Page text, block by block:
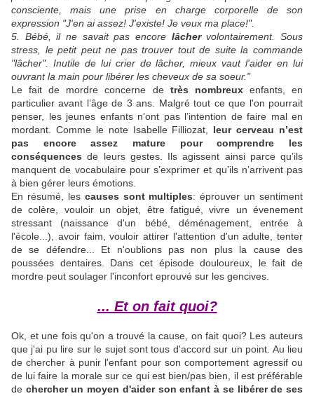
consciente, mais une prise en charge corporelle de son
expression "J'en ai assez! J'existe! Je veux ma place!".
5. Bébé, il ne savait pas encore lâchervolontairement. Sous
stress, le petit peut ne pas trouver tout de suite la commande
"lâcher". Inutile de lui crier de lâcher, mieux vaut l'aider en lui
ouvrant la main pour libérer les cheveux de sa soeur."
Le fait de mordre concerne de très nombreux enfants, en
particulier avant l’âge de 3 ans. Malgré tout ce que l'on pourrait
penser, les jeunes enfants n’ont pas l’intention de faire mal en
mordant. Comme le note Isabelle Filliozat, leur cerveau n’est
pas encore assez mature pour comprendre les
conséquencesde leurs gestes. Ils agissent ainsi parce qu’ils
manquent de vocabulaire pour s’exprimer et qu’ils n’arrivent pas
à bien gérer leurs émotions.
En résumé, les causes sont multiples: éprouver un sentiment
de colère, vouloir un objet, être fatigué, vivre un évenement
stressant (naissance d'un bébé, déménagement, entrée à
l'école...), avoir faim, vouloir attirer l'attention d'un adulte, tenter
de se défendre... Et n'oublions pas non plus la cause des
poussées dentaires. Dans cet épisode douloureux, le fait de
mordre peut soulager l'inconfort eprouvé sur les gencives.
... Et on fait quoi?
Ok, et une fois qu'on a trouvé la cause, on fait quoi? Les auteurs
que j'ai pu lire sur le sujet sont tous d'accord sur un point. Au lieu
de chercher à punir l'enfant pour son comportement agressif ou
de lui faire la morale sur ce qui est bien/pas bien, il est préférable
de chercher un moyen d'aider son enfant à se libérer de ses